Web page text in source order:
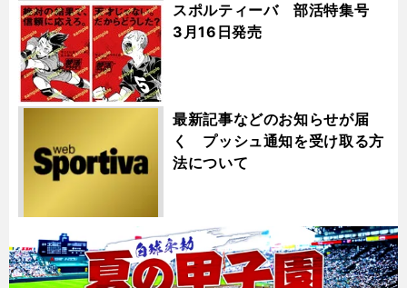
スポルティーバ 部活特集号
3月16日発売
最新記事などのお知らせが届
く プッシュ通知を受け取る方
法について